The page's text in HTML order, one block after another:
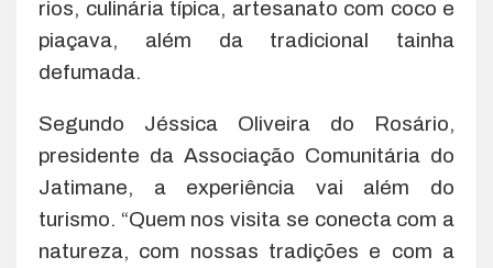
rios, culinária típica, artesanato com coco e
piaçava, além da tradicional tainha
defumada.
Segundo Jéssica Oliveira do Rosário,
presidente da Associação Comunitária do
Jatimane, a experiência vai além do
turismo. “Quem nos visita se conecta com a
natureza, com nossas tradições e com a